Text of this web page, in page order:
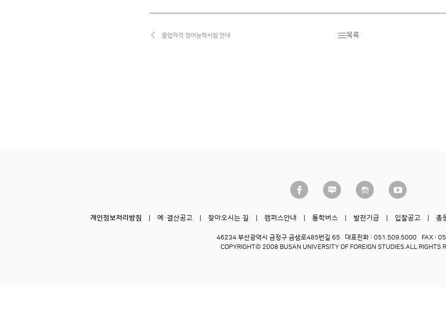
졸업자격 영어능력시험 안내 목록
개인정보처리방침 예·결산공고 찾아오시는 길 캠퍼스안내 통학버스 발전기금 입찰공고 총
46234 부산광역시 금정구 금샘로485번길 65 대표전화 : 051.509.5000
FAX :
COPYRIGHT© 2008 BUSAN UNIVERSITY OF FOREIGN STUDIES. ALL RIGHTS